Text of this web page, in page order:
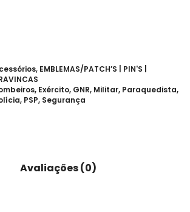
, EMBLEMAS/PATCH’S | PIN'S |
, Exército, GNR, Militar, Paraquedista,
, PSP, Segurança
Avaliações (0)